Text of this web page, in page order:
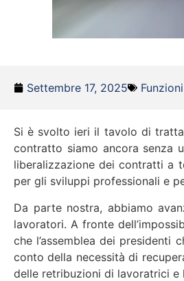
Settembre 17, 2025
Si è svolto ieri il tavolo di
contratto siamo ancora senza
liberalizzazione dei contratti a
per gli sviluppi professionali e
Da parte nostra, abbiamo
lavoratori. A fronte
che l’assemblea dei
conto della necessità di
delle retribuzioni di lavoratrici e